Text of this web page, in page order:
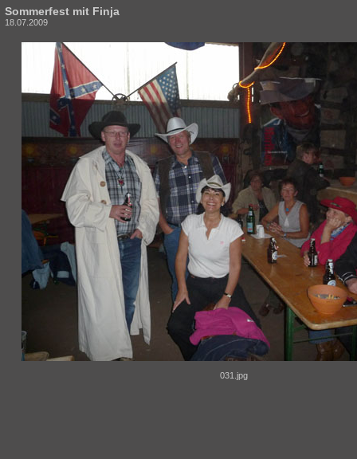
Sommerfest mit Finja
18.07.2009
031.jpg